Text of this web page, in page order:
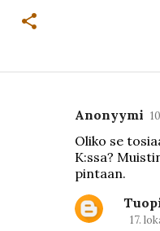
Anonyymi
Oliko se
K:ssa?
pintaan.
17.